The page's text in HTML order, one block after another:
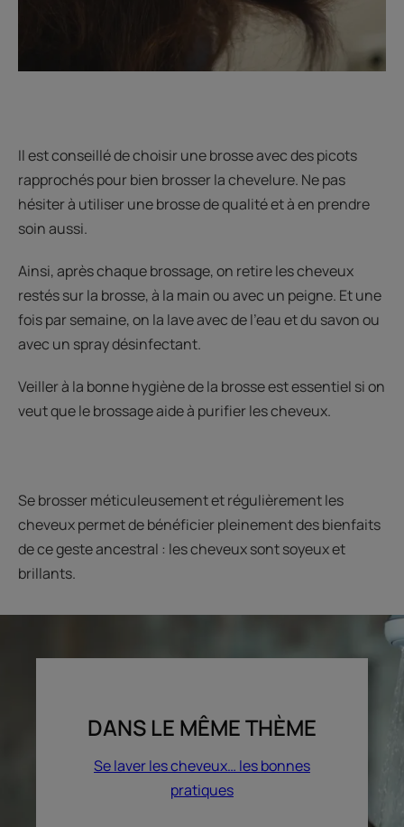
Il est conseillé de choisir une brosse avec des picots
rapprochés pour bien brosser la chevelure. Ne pas
hésiter à utiliser une brosse de qualité et à en prendre
soin aussi.
Ainsi, après chaque brossage, on retire les cheveux
restés sur la brosse, à la main ou avec un peigne. Et une
fois par semaine, on la lave avec de l’eau et du savon ou
avec un spray désinfectant.
Veiller à la bonne hygiène de la brosse est essentiel si on
veut que le brossage aide à purifier les cheveux.
Se brosser méticuleusement et régulièrement les
cheveux permet de bénéficier pleinement des bienfaits
de ce geste ancestral : les cheveux sont soyeux et
brillants.
DANS LE MÊME THÈME
Se laver les cheveux… les bonnes
pratiques